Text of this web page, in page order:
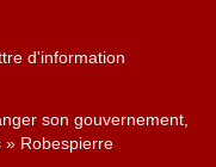
d'information
son gouvernement,
» Robespierre